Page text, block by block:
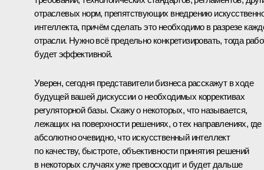
отраслевых норм, препятствующих внедрению
интеллекта, причём сделать это необходимо в разрезе
отрасли. Нужно всё предельно конкретизировать, тогда
будет эффективной.
Уверен, сегодня представители бизнеса расскажут в ходе
будущей вашей дискуссии о необходимых коррективах
регуляторной базы. Скажу о некоторых, что называется,
лежащих на поверхности решениях, о тех направлениях, где
абсолютно очевидно, что искусственный интеллект
по качеству, быстроте, объективности принятия решений
в некоторых случаях уже превосходит и будет дальше